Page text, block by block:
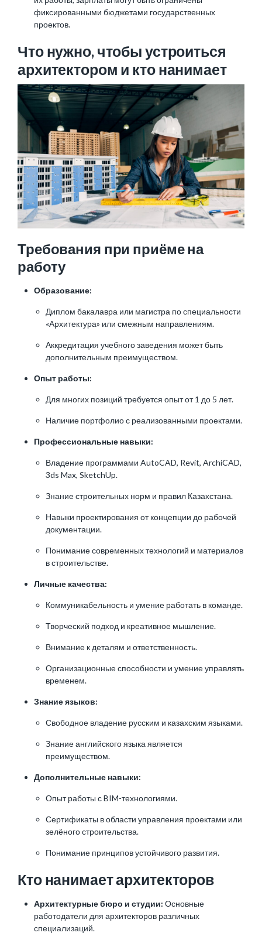
фиксированными бюджетами государственных
проектов.
Что нужно, чтобы устроиться
архитектором и кто нанимает
Требования при приёме на
работу
Образование:
Диплом бакалавра или магистра по специальности
«Архитектура» или смежным направлениям.
Аккредитация учебного заведения может быть
дополнительным преимуществом.
Опыт работы:
Для многих позиций требуется опыт от 1 до 5 лет.
Наличие портфолио с реализованными проектами.
Профессиональные навыки:
Владение программами AutoCAD, Revit, ArchiCAD,
3ds Max, SketchUp.
Знание строительных норм и правил Казахстана.
Навыки проектирования от концепции до рабочей
документации.
Понимание современных технологий и материалов
в строительстве.
Личные качества:
Коммуникабельность и умение работать в команде.
Творческий подход и креативное мышление.
Внимание к деталям и ответственность.
Организационные способности и умение управлять
временем.
Знание языков:
Свободное владение русским и казахским языками.
Знание английского языка является
преимуществом.
Дополнительные навыки:
Опыт работы с BIM-технологиями.
Сертификаты в области управления проектами или
зелёного строительства.
Понимание принципов устойчивого развития.
Кто нанимает архитекторов
Архитектурные бюро и студии: Основные
работодатели для архитекторов различных
специализаций.